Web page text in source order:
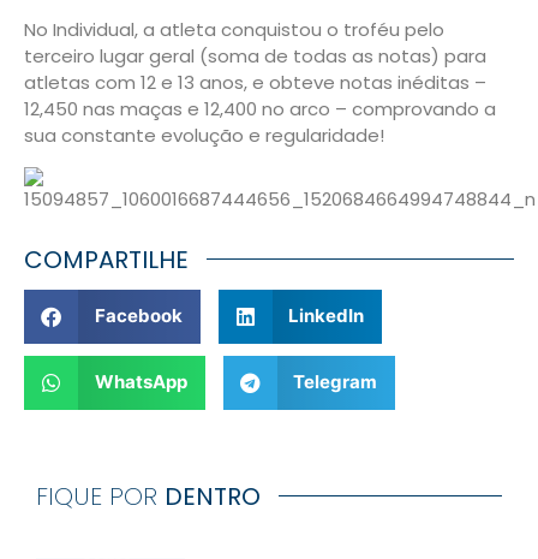
No Individual, a atleta conquistou o troféu pelo
terceiro lugar geral (soma de todas as notas) para
atletas com 12 e 13 anos, e obteve notas inéditas –
12,450 nas maças e 12,400 no arco – comprovando a
sua constante evolução e regularidade!
COMPARTILHE
Facebook LinkedIn
WhatsApp Telegram
FIQUE POR DENTRO